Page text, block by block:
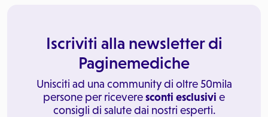
Iscriviti alla newsletter di
Paginemediche
Unisciti ad una community di oltre 50mila
persone per riceveresconti esclusivi e
consigli di salute dai nostri esperti.